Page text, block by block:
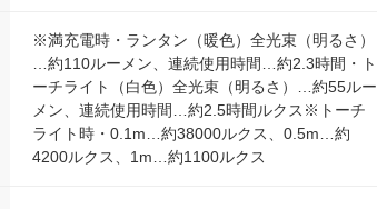
※満充電時・ランタン（暖色）全光束（明るさ）
…約110ルーメン、連続使用時間…約2.3時間・ト
ーチライト（白色）全光束（明るさ）…約55ルー
メン、連続使用時間…約2.5時間ルクス※トーチ
ライト時・0.1m…約38000ルクス、0.5m…約
4200ルクス、1m…約1100ルクス